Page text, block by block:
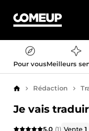
Pour vousMeilleurs
AccueilRédaction
Je vais
5,0 (1) Vente1